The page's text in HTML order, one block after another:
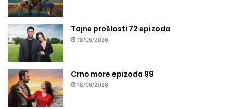
Tajne prošlosti 72 epizoda
18/06/2026
Crno more epizoda 99
18/06/2026